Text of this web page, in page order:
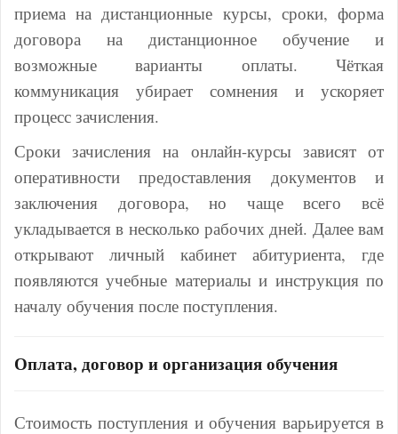
приема на дистанционные курсы, сроки, форма
договора на дистанционное обучение и
возможные варианты оплаты. Чёткая
коммуникация убирает сомнения и ускоряет
процесс зачисления.
Сроки зачисления на онлайн-курсы зависят от
оперативности предоставления документов и
заключения договора, но чаще всего всё
укладывается в несколько рабочих дней. Далее вам
открывают личный кабинет абитуриента, где
появляются учебные материалы и инструкция по
началу обучения после поступления.
Оплата, договор и организация обучения
Стоимость поступления и обучения варьируется в